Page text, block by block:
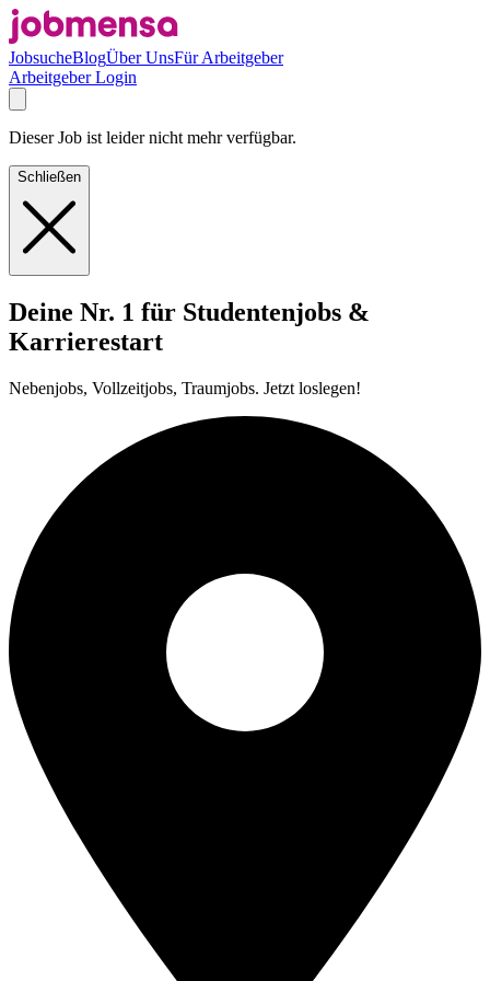
JobsucheBlogÜber UnsFür Arbeitgeber
Arbeitgeber Login
Dieser Job ist leider nicht mehr verfügbar.
Schließen
Deine Nr. 1 für Studentenjobs &
Karrierestart
Nebenjobs, Vollzeitjobs, Traumjobs. Jetzt loslegen!